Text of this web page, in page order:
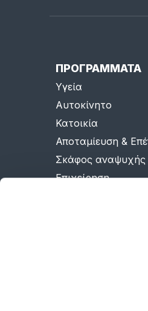
ΠΡΟΓΡΑΜΜΑΤΑ
Υγεία
Αυτοκίνητο
Κατοικία
Αποταμίευση &
Σκάφος αναψυχής
Επιχείρηση